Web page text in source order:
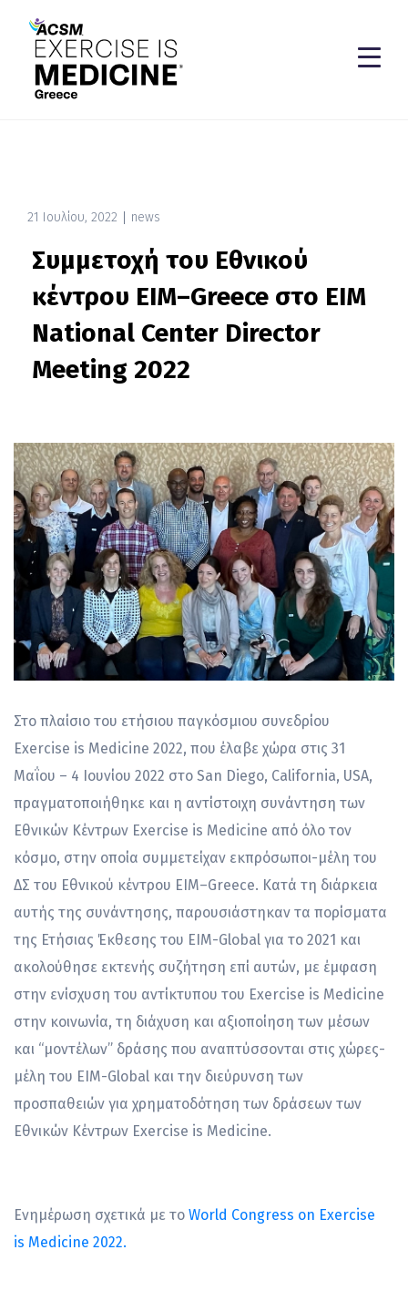
21 Ιουλίου, 2022 news
Συμμετοχή του Εθνικού
κέντρου ΕΙΜ–Greece στο EIM
National Center Director
Meeting 2022
Στο πλαίσιο του ετήσιου παγκόσμιου συνεδρίου
Exercise is Medicine 2022, που έλαβε χώρα στις 31
Μαΐου – 4 Ιουνίου 2022 στο San Diego, California, USA,
πραγματοποιήθηκε και η αντίστοιχη συνάντηση των
Εθνικών Κέντρων Exercise is Medicine από όλο τον
κόσμο, στην οποία συμμετείχαν εκπρόσωποι-μέλη του
ΔΣ του Εθνικού κέντρου ΕΙΜ–Greece. Κατά τη διάρκεια
αυτής της συνάντησης, παρουσιάστηκαν τα πορίσματα
της Ετήσιας Έκθεσης του EIM-Global για το 2021 και
ακολούθησε εκτενής συζήτηση επί αυτών, με έμφαση
στην ενίσχυση του αντίκτυπου του Exercise is Medicine
στην κοινωνία, τη διάχυση και αξιοποίηση των μέσων
και “μοντέλων” δράσης που αναπτύσσονται στις χώρες-
μέλη του EIM-Global και την διεύρυνση των
προσπαθειών για χρηματοδότηση των δράσεων των
Εθνικών Κέντρων Exercise is Medicine.
Ενημέρωση σχετικά με το World Congress on Exercise
is Medicine 2022.